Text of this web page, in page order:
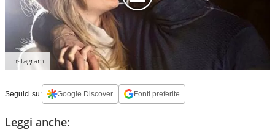
Instagram
Seguici su: Google Discover Fonti preferite
Leggi anche: